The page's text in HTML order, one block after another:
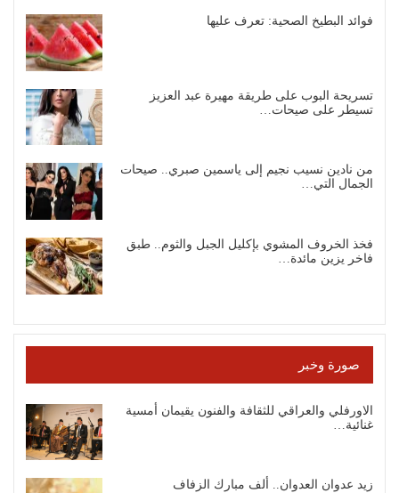
فوائد البطيخ الصحية: تعرف عليها
تسريحة البوب على طريقة مهيرة عبد العزيز
تسيطر على صيحات…
من نادين نسيب نجيم إلى ياسمين صبري.. صيحات
الجمال التي…
فخذ الخروف المشوي بإكليل الجبل والثوم.. طبق
فاخر يزين مائدة…
صورة وخبر
الاورفلي والعراقي للثقافة والفنون يقيمان أمسية
غنائية…
زيد عدوان العدوان.. ألف مبارك الزفاف